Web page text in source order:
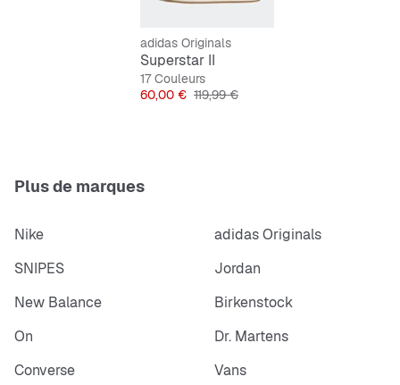
Tige en suède
Semelle de propreté en textile
Semelle extérieure en caoutchouc
adidas Originals
Superstar II
17 Couleurs
Prix
60,00 € Prix original
119,99 €
Plus de marques
Nike
adidas Originals
SNIPES
Jordan
New Balance
Birkenstock
On
Dr. Martens
Converse
Vans